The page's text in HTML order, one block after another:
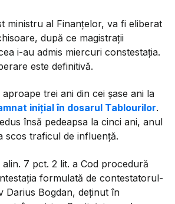
ministru al Finanțelor, va fi eliberat
după ce magistrații
i-au admis miercuri constestația.
este definitivă.
trei ani din cei șase ani la
inițial în dosarul Tablourilor.
însă pedeapsa la cinci ani, anul
scos traficul de influență.
alin. 7 pct. 2 lit. a Cod procedură
formulată de contestatorul-
Darius Bogdan, deţinut în